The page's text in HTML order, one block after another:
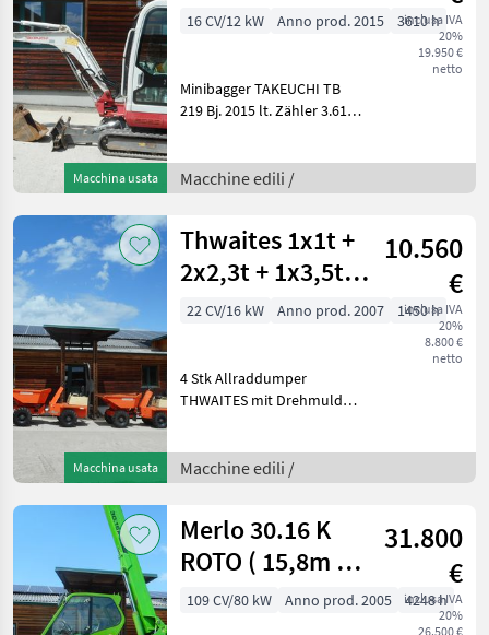
Macchina usata
POWERTILT
inclusa IVA
20%
19.950 €
netto
16 CV/12 kW Anno prod. 2015 3610 h
Minibagger TAKEUCHI TB
219 Bj. 2015 lt. Zähler 3.610
Schnellwechsler MS03 -
Böschungslöffel - Tieflöffel -
Macchine edili /
Macchina usata
Thwaites 1x1t +
2x2,3t + 1x3,5t
mit Drehmulde
10.560
€
inclusa IVA
20%
8.800 €
netto
22 CV/16 kW Anno prod. 2007 1450 h
4 Stk Allraddumper
THWAITES mit Drehmulde!
KG Nutzlast 1.300 KG
Eigengewicht 15, 9 KW
Macchine edili /
Merlo 30.16 K
ROTO ( 15,8m 3
Tonnen )
31.800
€
inclusa IVA
20%
26.500 €
109 CV/80 kW Anno prod. 2005 4248 h